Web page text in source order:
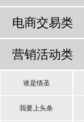
电商交易类
营销活动类
谁是情圣
我要上头条